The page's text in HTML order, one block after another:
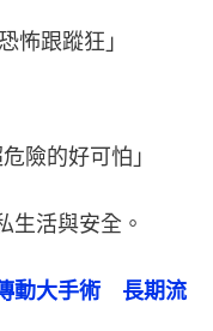
怖跟蹤狂」
險的好可怕」
生活與安全。
動大手術　長期流